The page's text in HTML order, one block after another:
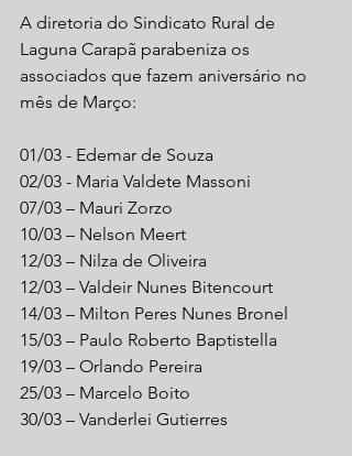
A diretoria do Sindicato Rural de
Laguna Carapã parabeniza os
associados que fazem aniversário no
mês de Março:
01/03 - Edemar de Souza
02/03 - Maria Valdete Massoni
07/03 – Mauri Zorzo
10/03 – Nelson Meert
12/03 – Nilza de Oliveira
12/03 – Valdeir Nunes Bitencourt
14/03 – Milton Peres Nunes Bronel
15/03 – Paulo Roberto Baptistella
19/03 – Orlando Pereira
25/03 – Marcelo Boito
30/03 – Vanderlei Gutierres